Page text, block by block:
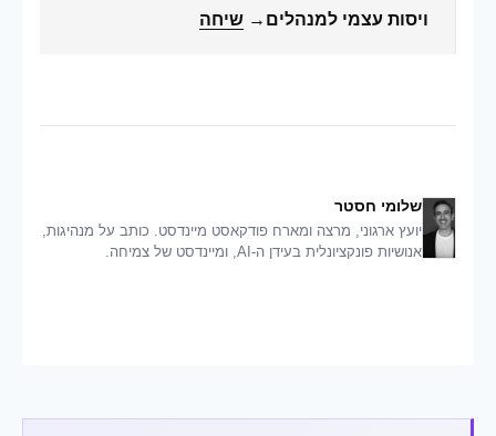
ויסות עצמי למנהלים → שיחה
שלומי חסטר
יועץ ארגוני, מרצה ומארח פודקאסט מיינדסט. כותב על מנהיגות,
אנושיות פונקציונלית בעידן ה-AI, ומיינדסט של צמיחה.